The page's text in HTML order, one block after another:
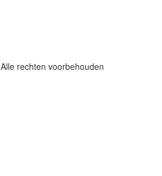
Alle rechten voorbehouden